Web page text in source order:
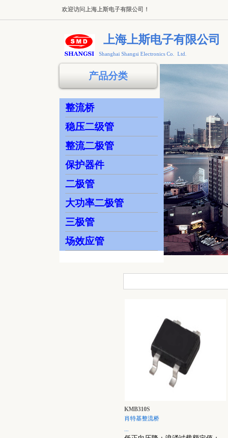
欢迎访问上海上斯电子有限公司！
欢迎访问上海上斯电子有限公司！
上海上斯电子有限公司
Shanghai Shangsi Electronics Co. Ltd.
产品分类
整流桥
稳压二级管
整流二极管
保护器件
二极管
大功率二极管
三极管
场效应管
KMB310S
肖特基整流桥
...